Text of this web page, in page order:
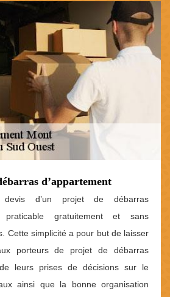
d’appartement
d’un projet de débarras
praticable gratuitement et sans
Cette simplicité a pour but de laisser
porteurs de projet de débarras
de leurs prises de décisions sur le
ainsi que la bonne organisation